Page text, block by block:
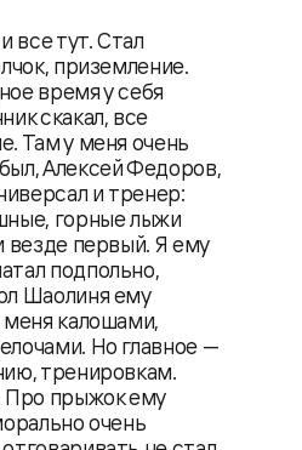
все тут. Стал
приземление.
время у себя
скакал, все
Там у меня очень
Алексей Федоров,
и тренер:
горные лыжи
везде первый. Я ему
подпольно,
Шаолиня ему
меня калошами,
Но главное —
тренировкам.
Про прыжок ему
очень